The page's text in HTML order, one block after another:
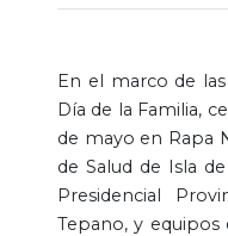
En el marco de
Día de la Familia,
de mayo en Rapa
de Salud de Isla
Presidencial
Tepano, y equipos